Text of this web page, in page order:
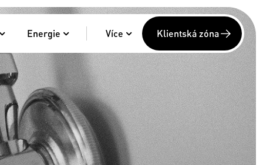
Energie Více Klientská zóna